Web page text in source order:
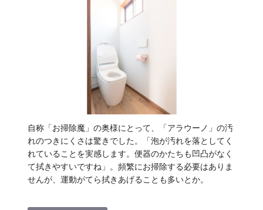
自称「お掃除魔」の奥様にとって、「アラウーノ」の汚
れのつきにくさは驚きでした。「泡が汚れを落としてく
れていることを実感します。便器のかたちも凹凸がなく
て拭きやすいですね」。頻繁にお掃除する必要はありま
せんが、運動がてら拭きあげることも多いとか。